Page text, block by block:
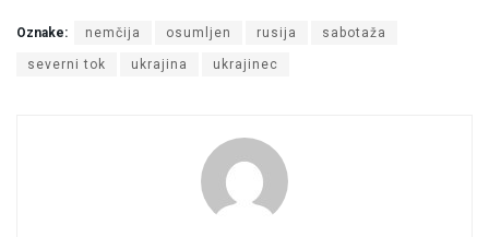
Oznake: nemčija osumljen rusija sabotaža
severni tok ukrajina ukrajinec